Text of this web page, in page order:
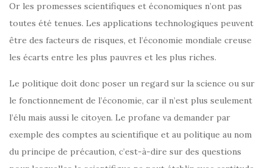
Or les promesses scientifiques et économiques n’ont pas
toutes été tenues. Les applications technologiques peuvent
être des facteurs de risques, et l’économie mondiale creuse
les écarts entre les plus pauvres et les plus riches.
Le politique doit donc poser un regard sur la science ou sur
le fonctionnement de l’économie, car il n’est plus seulement
l’élu mais aussi le citoyen. Le profane va demander par
exemple des comptes au scientifique et au politique au nom
du principe de précaution, c’est-à-dire sur des questions